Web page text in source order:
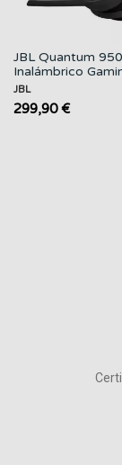
JBL Quantum
Inalámbrico
Cancelación...
JBL
299,90 €